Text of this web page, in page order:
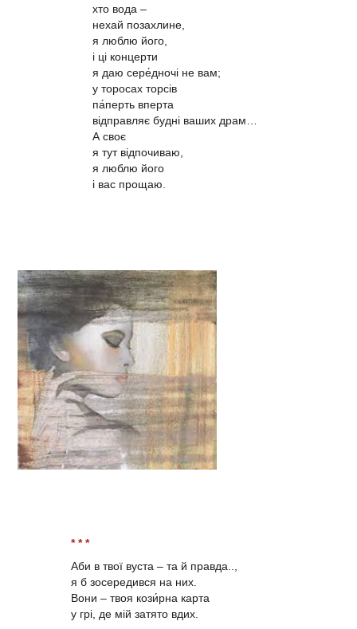
хто вода –
нехай позахлине,
я люблю його,
і ці концерти
я даю сере́дночі не вам;
у торосах торсів
па́перть вперта
відправляє будні ваших драм…
А своє
я тут відпочиваю,
я люблю його
і вас прощаю.
* * *
Аби в твої вуста – та й правда..,
я б зосередився на них.
Вони – твоя кози́рна карта
у грі, де мій затято вдих.